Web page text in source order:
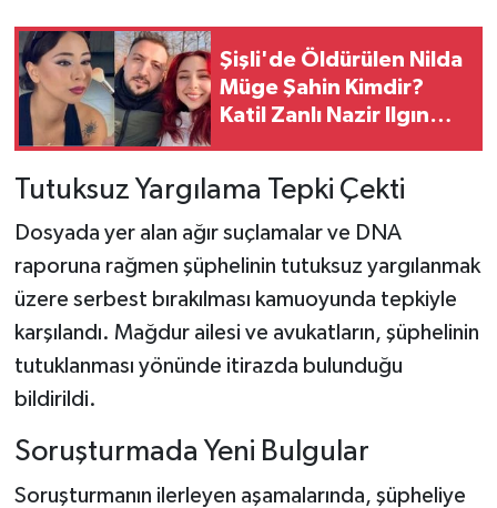
Şişli'de Öldürülen Nilda
Müge Şahin Kimdir?
Katil Zanlı Nazir Ilgın
Tutuksuz Yargılama Tepki Çekti
Dosyada yer alan ağır suçlamalar ve DNA
raporuna rağmen şüphelinin tutuksuz yargılanmak
üzere serbest bırakılması kamuoyunda tepkiyle
karşılandı. Mağdur ailesi ve avukatların, şüphelinin
tutuklanması yönünde itirazda bulunduğu
bildirildi.
Soruşturmada Yeni Bulgular
Soruşturmanın ilerleyen aşamalarında, şüpheliye